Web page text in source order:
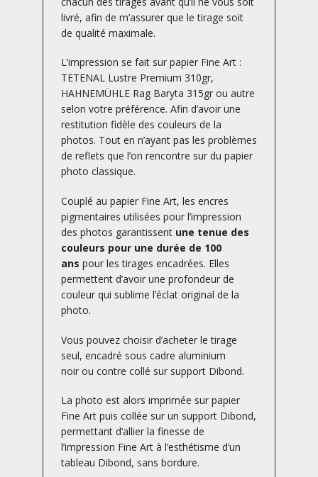
livré, afin de m’assurer que le tirage soit
de qualité maximale.
L’impression se fait sur papier Fine Art :
TETENAL Lustre Premium 310gr,
HAHNEMÜHLE Rag Baryta 315gr ou autre
selon votre préférence. Afin d’avoir une
restitution fidèle des couleurs de la
photos. Tout en n’ayant pas les problèmes
de reflets que l’on rencontre sur du papier
photo classique.
Couplé au papier Fine Art, les encres
pigmentaires utilisées pour l’impression
des photos garantissent une tenue des
couleurs pour une durée de 100
ans pour les tirages encadrées. Elles
permettent d’avoir une profondeur de
couleur qui sublime l’éclat original de la
photo.
Vous pouvez choisir d’acheter le tirage
seul, encadré sous cadre aluminium
noir ou contre collé sur support Dibond.
La photo est alors imprimée sur papier
Fine Art puis collée sur un support Dibond,
permettant d’allier la finesse de
l’impression Fine Art à l’esthétisme d’un
tableau Dibond, sans bordure.